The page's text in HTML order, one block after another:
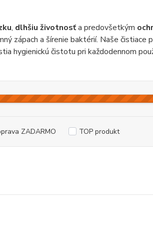
, dlhšiu životnosťa predovšetkým
zápach a šírenie baktérií. Naše čistiace
hygienickú čistotu pri každodennom
ZADARMO TOP produkt